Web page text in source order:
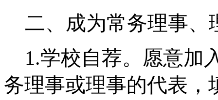
二、成为常务理事、
1.学校自荐。愿意加
务理事或理事的代表，